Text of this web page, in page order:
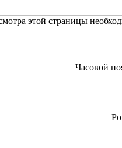
этой страницы
Часовой